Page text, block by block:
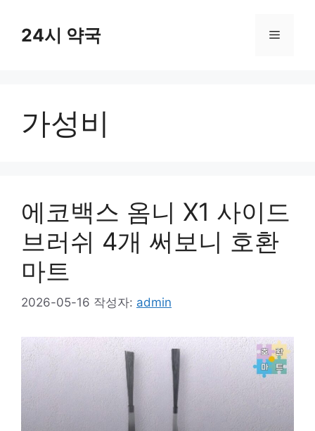
24시 약국 메
가성비
에코백스 옴니 X1 사이드
브러쉬 4개 써보니 호환
마트
2026-05-16 작성자: admin